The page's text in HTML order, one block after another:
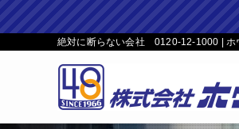
絶対に断らない会社 0120-12-1000 | ホ